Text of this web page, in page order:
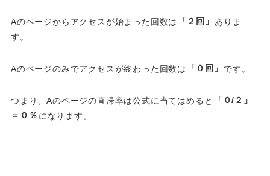
Aのページからアクセスが始まった回数は 「２回」
ありま
す。
Aのページのみでアクセスが終わった回数は 「０回」 です。
つまり、Aのページの直帰率は公式に当てはめると
「０/２」
＝０％ になります。